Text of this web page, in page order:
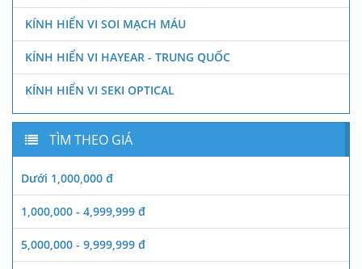
KÍNH HIỂN VI SOI MẠCH MÁU
KÍNH HIỂN VI HAYEAR - TRUNG QUỐC
KÍNH HIỂN VI SEKI OPTICAL
TÌM THEO GIÁ
Dưới 1,000,000 đ
1,000,000 - 4,999,999 đ
5,000,000 - 9,999,999 đ